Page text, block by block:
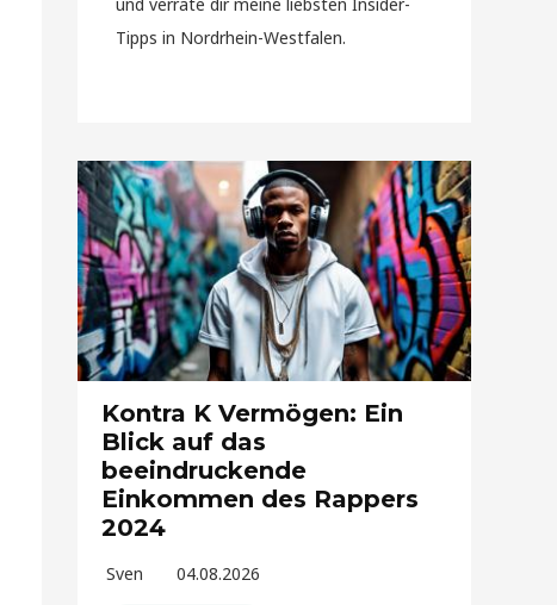
Tipps in Nordrhein-Westfalen.
Kontra K Vermögen: Ein
Blick auf das
beeindruckende
Einkommen des Rappers
2024
Sven 04.08.2026